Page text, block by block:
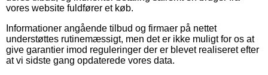
vores website fuldfører et køb.
Informationer angående tilbud og firmaer på nettet
understøttes rutinemæssigt, men det er ikke muligt for os at
give garantier imod reguleringer der er blevet realiseret efter
at vi sidste gang opdaterede vores data.